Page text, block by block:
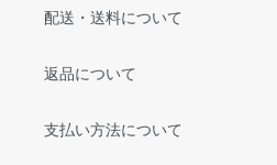
配送・送料について
返品について
支払い方法について